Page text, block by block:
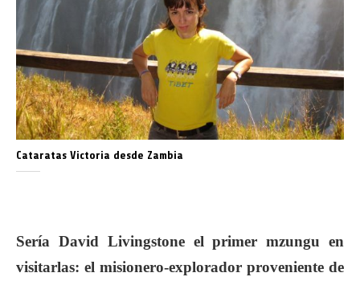
Cataratas Victoria desde Zambia
Sería David Livingstone el primer mzungu en
visitarlas: el misionero-explorador proveniente de